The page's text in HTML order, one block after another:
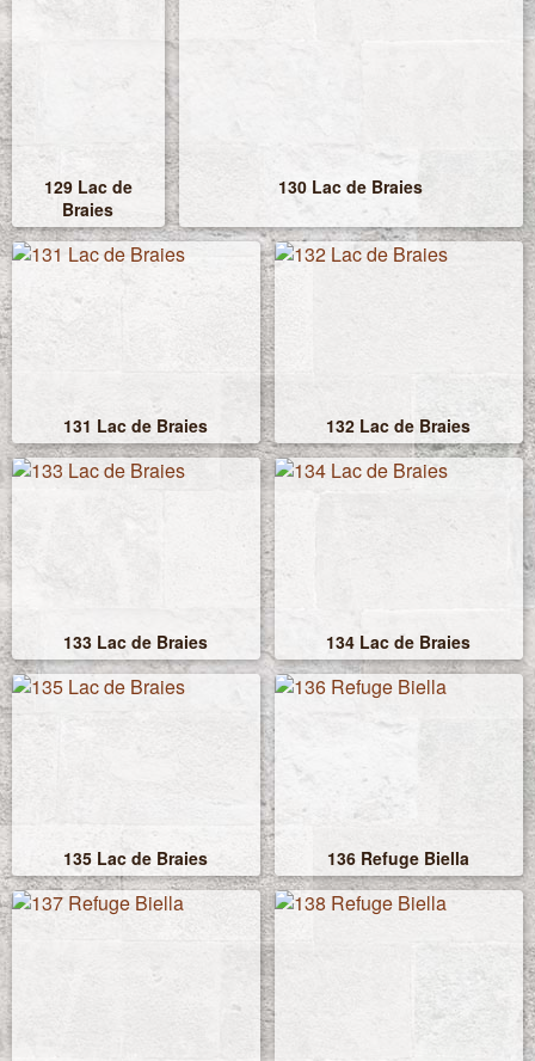
129 Lac de
Braies
130 Lac de Braies
131 Lac de Braies 132 Lac de Braies
133 Lac de Braies 134 Lac de Braies
135 Lac de Braies 136 Refuge Biella